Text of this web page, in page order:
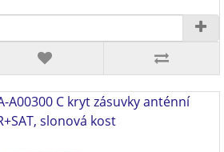
A00300 C kryt zásuvky anténní
slonová kost